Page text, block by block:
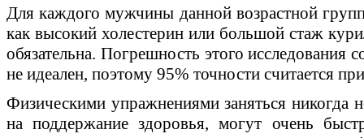
Для каждого мужчины данной возрастной
как высокий холестерин или большой стаж
обязательна. Погрешность этого исследования
не идеален, поэтому 95% точности считается
Физическими упражнениями заняться никогда
на поддержание здоровья, могут очень